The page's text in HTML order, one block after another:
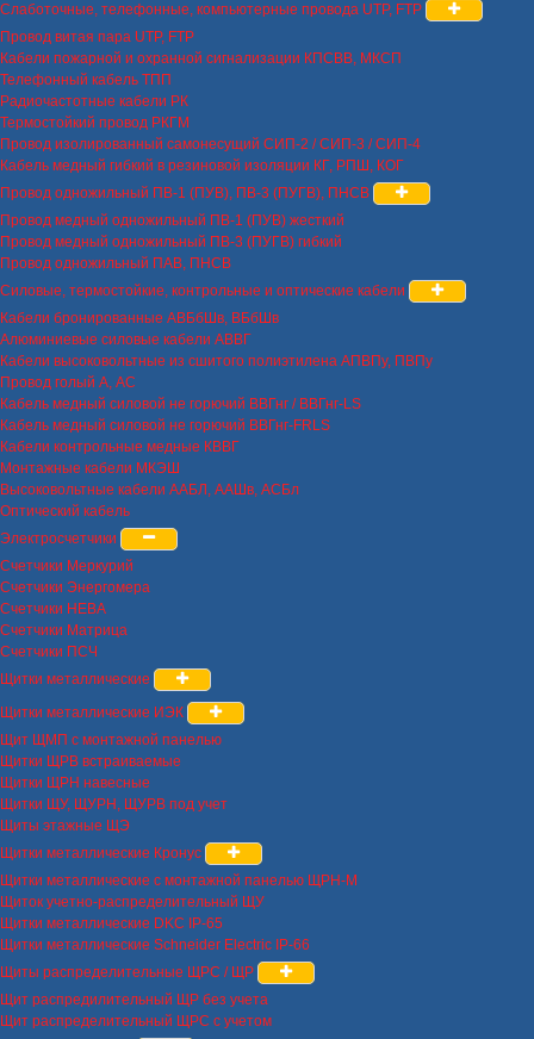
Слаботочные, телефонные, компьютерные провода UTP, FTP
Провод витая пара UTP, FTP
Кабели пожарной и охранной сигнализации КПСВВ, МКСП
Телефонный кабель ТПП
Радиочастотные кабели РК
Термостойкий провод РКГМ
Провод изолированный самонесущий СИП-2 / СИП-3 / СИП-4
Кабель медный гибкий в резиновой изоляции КГ, РПШ, КОГ
Провод одножильный ПВ-1 (ПУВ), ПВ-3 (ПУГВ), ПНСВ
Провод медный одножильный ПВ-1 (ПУВ) жесткий
Провод медный одножильный ПВ-3 (ПУГВ) гибкий
Провод одножильный ПАВ, ПНСВ
Силовые, термостойкие, контрольные и оптические кабели
Кабели бронированные АВБбШв, ВБбШв
Алюминиевые силовые кабели АВВГ
Кабели высоковольтные из сшитого полиэтилена АПВПу, ПВПу
Провод голый А, АС
Кабель медный силовой не горючий ВВГнг / ВВГнг-LS
Кабель медный силовой не горючий ВВГнг-FRLS
Кабели контрольные медные КВВГ
Монтажные кабели МКЭШ
Высоковольтные кабели ААБЛ, ААШв, АСБл
Оптический кабель
Электросчетчики
Счетчики Меркурий
Счетчики Энергомера
Счетчики НЕВА
Счетчики Матрица
Счетчики ПСЧ
Щитки металлические
Щитки металлические ИЭК
Щит ЩМП с монтажной панелью
Щитки ЩРВ встраиваемые
Щитки ЩРН навесные
Щитки ЩУ, ЩУРН, ЩУРВ под учет
Щиты этажные ЩЭ
Щитки металлические Кронус
Щитки металлические с монтажной панелью ЩРН-М
Щиток учетно-распределительный ЩУ
Щитки металлические DKC IP-65
Щитки металлические Schneider Electric IP-66
Щиты распределительные ЩРС / ЩР
Щит распредилительный ЩР без учета
Щит распределительный ЩРС с учетом